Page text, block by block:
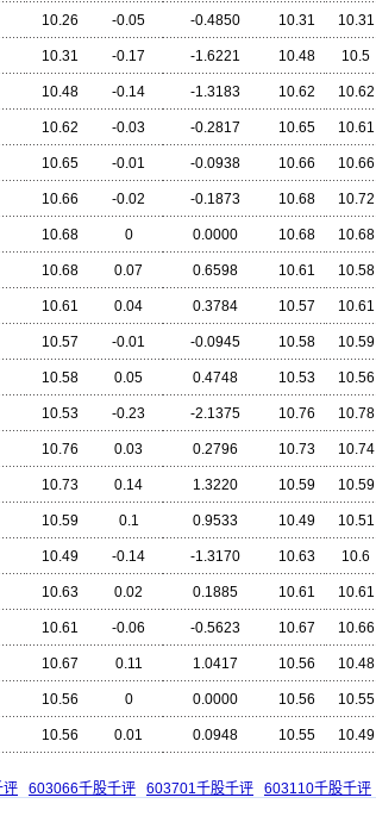
10.26 -0.05 -0.4850 10.31 10.31
10.31 -0.17 -1.6221 10.48 10.5
10.48 -0.14 -1.3183 10.62 10.62
10.62 -0.03 -0.2817 10.65 10.61
10.65 -0.01 -0.0938 10.66 10.66
10.66 -0.02 -0.1873 10.68 10.72
10.68 0 0.0000 10.68 10.68
10.68 0.07 0.6598 10.61 10.58
10.61 0.04 0.3784 10.57 10.61
10.57 -0.01 -0.0945 10.58 10.59
10.58 0.05 0.4748 10.53 10.56
10.53 -0.23 -2.1375 10.76 10.78
10.76 0.03 0.2796 10.73 10.74
10.73 0.14 1.3220 10.59 10.59
10.59 0.1 0.9533 10.49 10.51
10.49 -0.14 -1.3170 10.63 10.6
10.63 0.02 0.1885 10.61 10.61
10.61 -0.06 -0.5623 10.67 10.66
10.67 0.11 1.0417 10.56 10.48
10.56 0 0.0000 10.56 10.55
10.56 0.01 0.0948 10.55 10.49
评 603066千股千评 603701千股千评 603110千股千评